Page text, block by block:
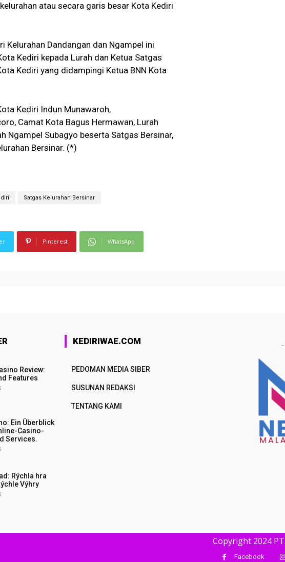
atau secara garis besar Kota Kediri
Kelurahan Dandangan dan Ngampel ini
Kediri kepada Lurah dan Ketua Satgas
Kediri yang didampingi Ketua BNN Kota
Kediri Indun Munawaroh,
Camat Kota Bagus Hermawan, Lurah
Ngampel Subagyo beserta Satgas Bersinar,
Bersinar. (*)
Satgas Kelurahan Bersinar
Pinterest WhatsApp
Review:
Features
Ein Überblick
Casino-
Services.
Rýchla hra
Výhry
KEDIRIWAE.COM
PEDOMAN MEDIA SIBER
SUSUNAN REDAKSI
TENTANG KAMI
-
Copyright 2024
Facebook